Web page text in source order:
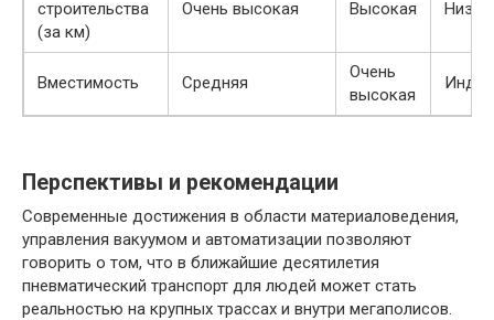
строительства
(за км)
Очень высокая Высокая
Вместимость Средняя
Очень
высокая
Перспективы и рекомендации
Современные достижения в области материаловедения,
управления вакуумом и автоматизации позволяют
говорить о том, что в ближайшие десятилетия
пневматический транспорт для людей может стать
реальностью на крупных трассах и внутри мегаполисов.